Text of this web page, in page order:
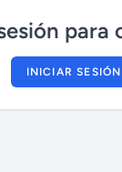
para
INICIAR SESIÓN